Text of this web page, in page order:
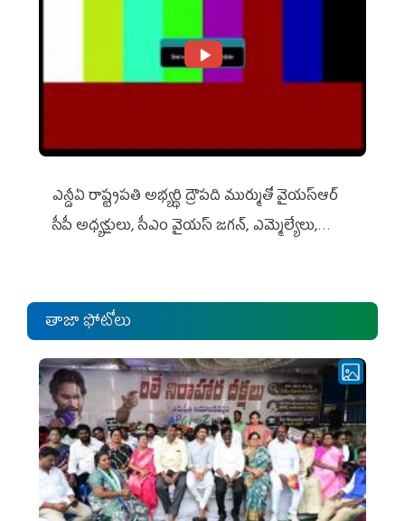
ఎన్డీఏ రాష్ట్ర‌ప‌తి అభ్య‌ర్థి ద్రౌప‌ది ముర్ముతో వైయ‌స్ఆర్
సీపీ అధ్య‌క్షులు, సీఎం వైయ‌స్ జ‌గ‌న్, ఎమ్మెల్యేలు,
తాజా ఫోటోలు